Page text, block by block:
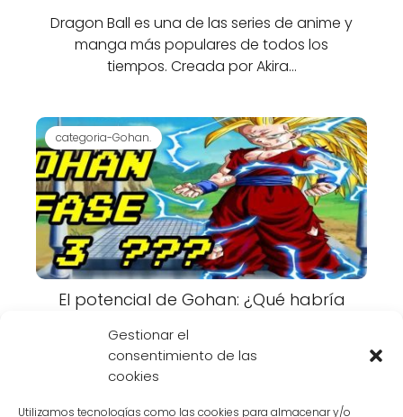
Gestionar el
consentimiento de las
cookies
Utilizamos tecnologías como las cookies para almacenar y/o
Dragon Ball es una de las series de anime y
manga más populares de todos los
tiempos. Creada por Akira…
categoria-Gohan.
El potencial de Gohan: ¿Qué habría
Dragon Ball es una de las series de anime y
manga más populares de todos los
tiempos, y uno de…